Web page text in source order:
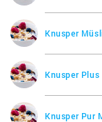
Knusper
Knusper
Knusper Pur